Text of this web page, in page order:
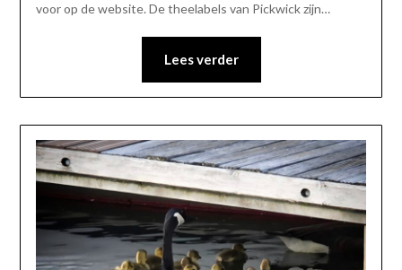
voor op de website. De theelabels van Pickwick zijn…
Lees verder